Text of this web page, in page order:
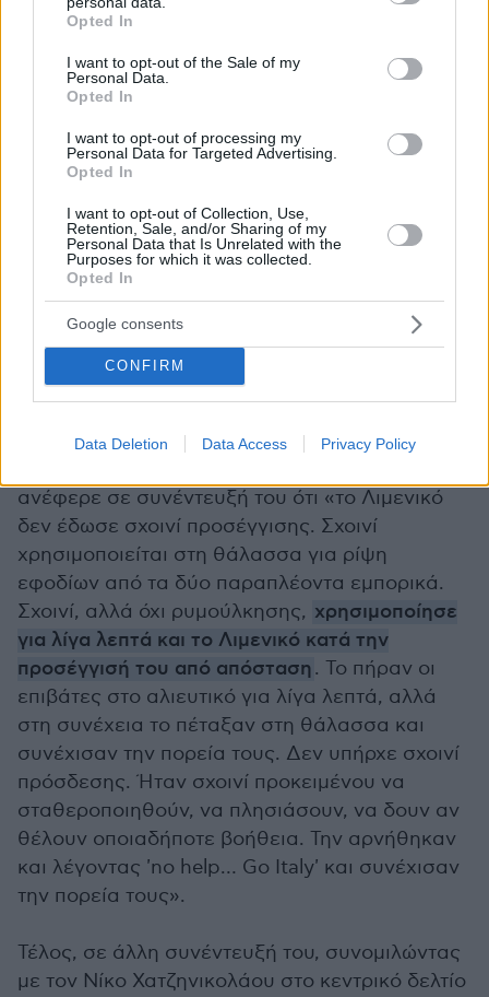
grant or deny consent to Google and its third-party tags to
use your data for below specified purposes in below Google
consent section.
Opted In
I want to opt-out of the Sale of my
Personal Data.
Opted In
I want to opt-out of processing my
Personal Data for Targeted Advertising.
Opted In
I want to opt-out of Collection, Use,
Retention, Sale, and/or Sharing of my
Personal Data that Is Unrelated with the
Purposes for which it was collected.
Opted In
Google consents
CONFIRM
Data Deletion Data Access Privacy Policy
Κεντρικό Λιμεναρχείο Καλαμάτας, την Γενική
Υπουργείου Μετανάστευσης και Ασύλου και
της Γενικής Γραμματείας Πολιτικής
Προστασίας.
Στο κτήριο Κεράνης, επίσης, θα γίνεται η
υποδοχή των συγγενών των θυμάτων για την
εξέτασή τους και τη λήψη βιολογικού υλικού
(DNA), κατόπιν σχετικής συνεννόησης μαζί
τους.
Σχετικά με ένα αμφιλεγόμενο και
πολυσυζητημένο σημείο, το σχοινί το οποίο
σκάφος λίγο πριν από τη βύθισή του, ο
ανέφερε σε συνέντευξή του ότι «το Λιμενικό
δεν έδωσε σχοινί προσέγγισης. Σχοινί
χρησιμοποιείται στη θάλασσα για ρίψη
εφοδίων από τα δύο παραπλέοντα εμπορικά.
Σχοινί, αλλά όχι ρυμούλκησης, χρησιμοποίησε
για λίγα λεπτά και το Λιμενικό κατά την
προσέγγισή του από απόσταση. Το πήραν οι
επιβάτες στο αλιευτικό για λίγα λεπτά, αλλά
στη συνέχεια το πέταξαν στη θάλασσα και
συνέχισαν την πορεία τους. Δεν υπήρχε σχοινί
πρόσδεσης. Ήταν σχοινί προκειμένου να
σταθεροποιηθούν, να πλησιάσουν, να δουν αν
θέλουν οποιαδήποτε βοήθεια. Την αρνήθηκαν
και λέγοντας 'no help… Go Italy' και συνέχισαν
την πορεία τους».
Τέλος, σε άλλη συνέντευξή του, συνομιλώντας
με τον Νίκο Χατζηνικολάου στο κεντρικό δελτίο